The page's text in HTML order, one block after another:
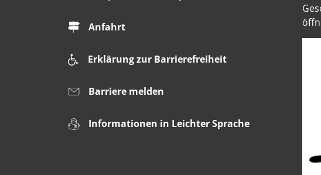
Anfahrt
Erklärung zur Barrierefreiheit
Barriere melden
Informationen in Leichter Sprache